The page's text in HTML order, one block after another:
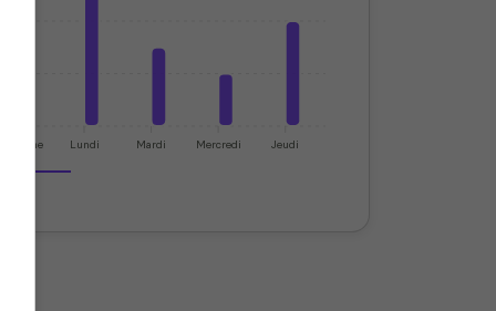
Lundi Mardi Mercredi Jeudi